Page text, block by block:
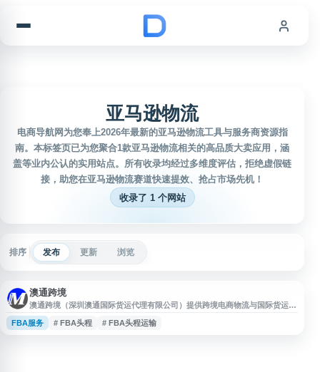
亚马逊物流
电商导航网为您奉上2026年最新的亚马逊物流工具与服务商资源指
南。本标签页已为您聚合1款亚马逊物流相关的高品质大卖应用，涵
盖等业内公认的实用站点。所有收录均经过多维度评估，拒绝虚假链
接，助您在亚马逊物流赛道快速提效、抢占市场先机！
收录了 1 个网站
排序 发布 更新 浏览
澳通跨境
澳通跨境（深圳澳通国际货运代理有限公司）提供跨境电商物流与国际货运代
理服务，业务涵盖美国、加拿大、墨西哥、欧洲、澳洲等线路的 FBA 头程运
输、海运、空运和快递服务，支持拼箱 DDP、整柜 DDU、双清包税到门等方
FBA服务 # FBA头程 # FBA头程运输